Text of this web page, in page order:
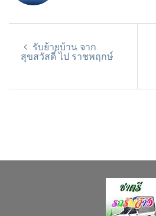
รับย้ายบ้าน จาก
สุขสวัสดิ์ ไป ราชพฤกษ์